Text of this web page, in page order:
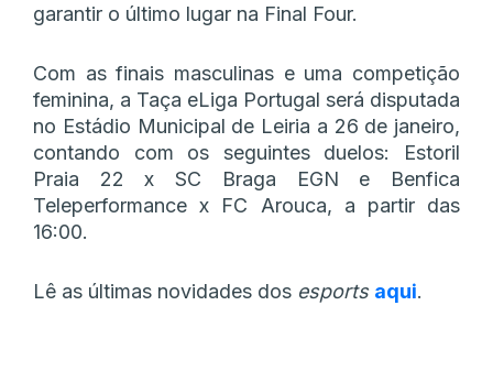
garantir o último lugar na Final Four.
Com as finais masculinas e uma competição
feminina, a Taça eLiga Portugal será disputada
no Estádio Municipal de Leiria a 26 de janeiro,
contando com os seguintes duelos: Estoril
Praia 22 x SC Braga EGN e Benfica
Teleperformance x FC Arouca, a partir das
16:00.
Lê as últimas novidades dos esports aqui.